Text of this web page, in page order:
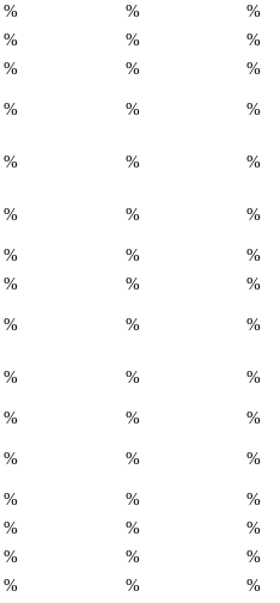
% %
%
% %
%
% %
%
% % %
% % %
% % %
% %
%
% %
%
% % %
% % %
% %
%
% % %
% %
%
% %
%
% %
%
% %
%